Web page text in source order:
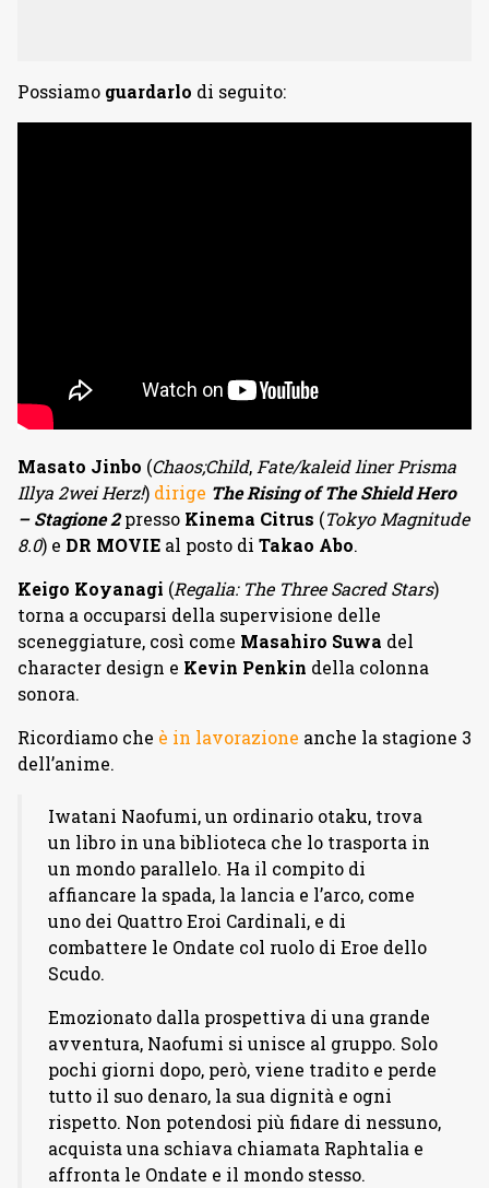
Possiamo guardarlo di seguito:
Masato Jinbo (Chaos;Child, Fate/kaleid liner Prisma
Illya 2wei Herz!) dirige The Rising of The Shield Hero
– Stagione 2presso Kinema Citrus (Tokyo Magnitude
8.0) e DR MOVIE al posto di Takao Abo.
Keigo Koyanagi (Regalia: The Three Sacred Stars)
torna a occuparsi della supervisione delle
sceneggiature, così come Masahiro Suwa del
character design e Kevin Penkin della colonna
sonora.
Ricordiamo che è in lavorazione anche la stagione 3
dell’anime.
Iwatani Naofumi, un ordinario otaku, trova
un libro in una biblioteca che lo trasporta in
un mondo parallelo. Ha il compito di
affiancare la spada, la lancia e l’arco, come
uno dei Quattro Eroi Cardinali, e di
combattere le Ondate col ruolo di Eroe dello
Scudo.
Emozionato dalla prospettiva di una grande
avventura, Naofumi si unisce al gruppo. Solo
pochi giorni dopo, però, viene tradito e perde
tutto il suo denaro, la sua dignità e ogni
rispetto. Non potendosi più fidare di nessuno,
acquista una schiava chiamata Raphtalia e
affronta le Ondate e il mondo stesso.